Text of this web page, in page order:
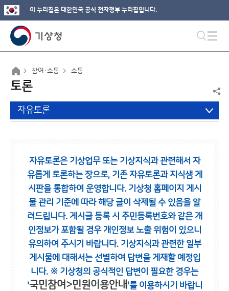
이 누리집은 대한민국 공식 전자정부 누리집입니다.
참여·소통 소통
토론
자유토론
자유토론은 기상업무 또는 기상지식과 관련해서 자
유롭게 토론하는 장으로, 기존 자유토론과 지식샘 게
시판을 통합하여 운영합니다. 기상청 홈페이지 게시
물 관리 기준에 따라 해당 글이 삭제될 수 있음을 알
려드립니다. 게시글 등록 시 주민등록번호와 같은 개
인정보가 포함될 경우 개인정보 노출 위험이 있으니
유의하여 주시기 바랍니다. 기상지식과 관련한 일부
게시물에 대해서는 선별하여 답변을 게재할 예정입
니다. ※ 기상청의 공식적인 답변이 필요한 경우는
'국민참여>민원이용안내 '를 이용하시기 바랍니